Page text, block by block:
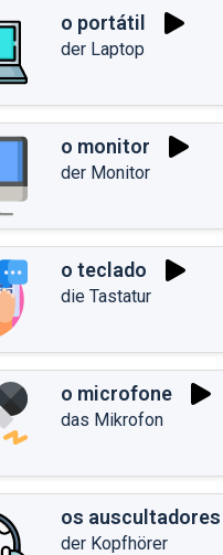
o portátil
der Laptop
o monitor
der Monitor
o teclado
die Tastatur
o microfone
das Mikrofon
os auscultadores
der Kopfhörer